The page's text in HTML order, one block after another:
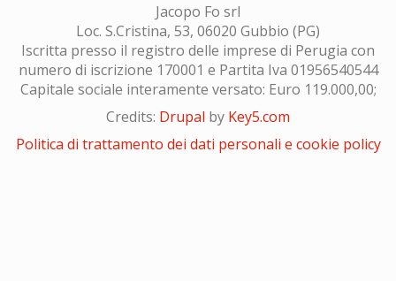
Jacopo Fo srl
Loc. S.Cristina, 53, 06020 Gubbio (PG)
Iscritta presso il registro delle imprese di Perugia con
numero di iscrizione 170001 e Partita Iva 01956540544
Capitale sociale interamente versato: Euro 119.000,00;
Credits: Drupal by Key5.com
Politica di trattamento dei dati personali e cookie policy